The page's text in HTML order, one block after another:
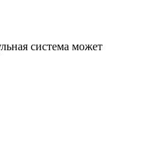
система может